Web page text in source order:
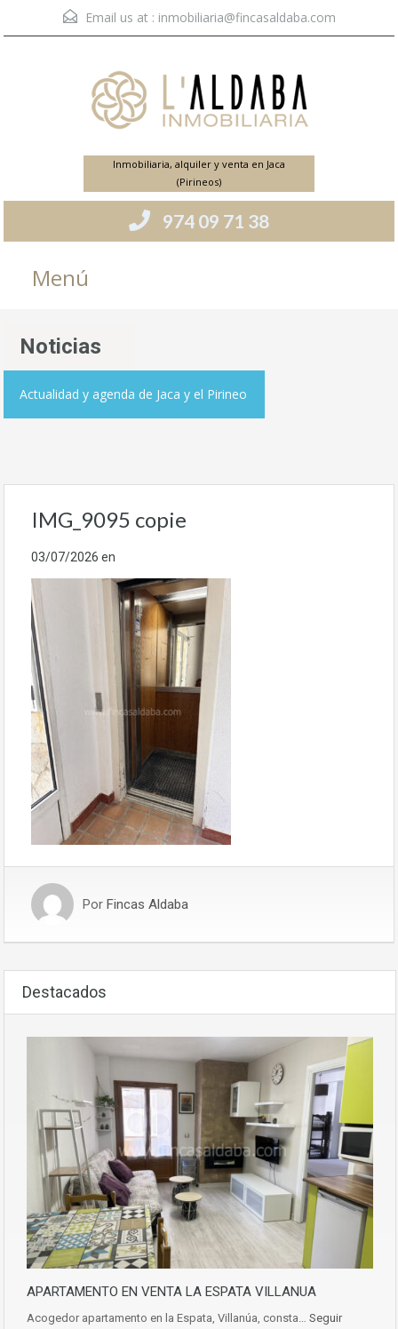
Email us at : inmobiliaria@fincasaldaba.com
Inmobiliaria, alquiler y venta en Jaca
(Pirineos)
974 09 71 38
Menú
Noticias
Actualidad y agenda de Jaca y el Pirineo
IMG_9095 copie
03/07/2026 en
Por Fincas Aldaba
Destacados
APARTAMENTO EN VENTA LA ESPATA VILLANUA
Acogedor apartamento en la Espata, Villanúa, consta… Seguir